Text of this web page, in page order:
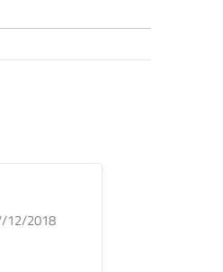
12/2018